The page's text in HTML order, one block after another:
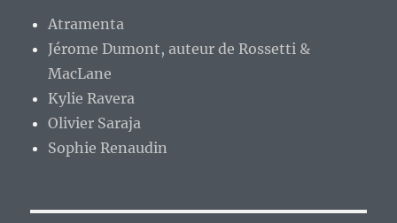
Atramenta
Jérome Dumont, auteur de Rossetti &
MacLane
Kylie Ravera
Olivier Saraja
Sophie Renaudin